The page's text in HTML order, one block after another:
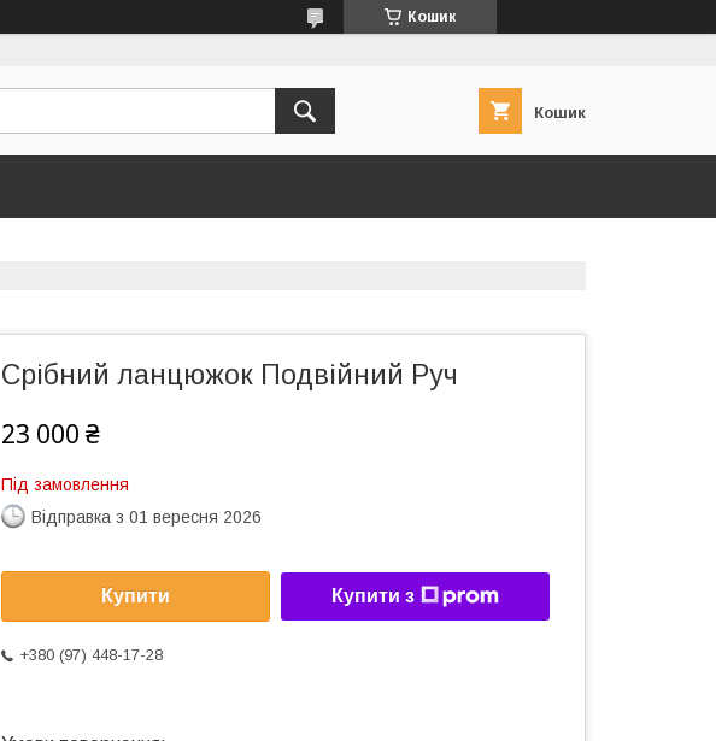
Кошик
Кошик
Срібний ланцюжок Подвійний Руч
23 000 ₴
Під замовлення
Відправка з 01 вересня 2026
Купити Купити з
+380 (97) 448-17-28